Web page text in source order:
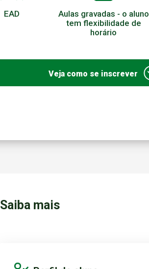
EAD
Aulas gravadas - o aluno
tem flexibilidade de
horário
Veja como se inscrever
Saiba mais